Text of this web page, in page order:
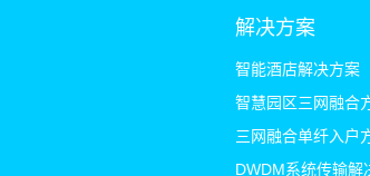
解决方案
智能酒店解决方案
智慧园区三网融合
三网融合单纤入户
DWDM系统传输解